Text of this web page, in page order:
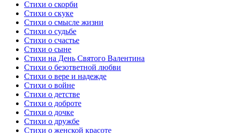
Стихи о скорби
Стихи о скуке
Стихи о смысле жизни
Стихи о судьбе
Стихи о счастье
Стихи о сыне
Стихи на День Святого Валентина
Стихи о безответной любви
Стихи о вере и надежде
Стихи о войне
Стихи о детстве
Стихи о доброте
Стихи о дочке
Стихи о дружбе
Стихи о женской красоте